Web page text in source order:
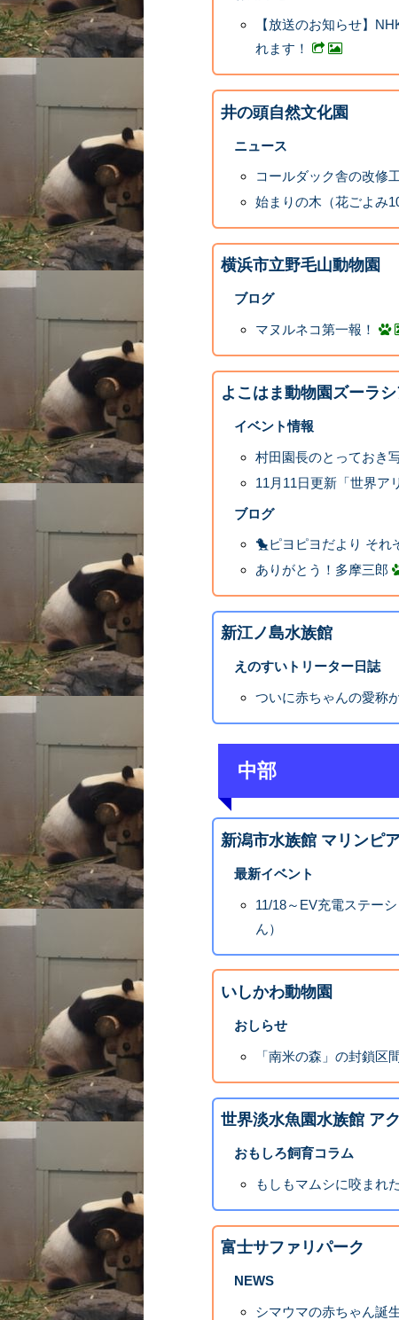
【放送のお知らせ】
れます！
井の頭自然文化園
ニュース
コールダック舎の改修
始まりの木（花ごよみ
横浜市立野毛山動物園
ブログ
マヌルネコ第一報！
よこはま動物園ズーラ
イベント情報
村田園長のとっておき
11月11日更新「世界ア
ブログ
🐤ピヨピヨだより それ
ありがとう！多摩三郎
新江ノ島水族館
えのすいトリーター日誌
ついに赤ちゃんの愛称
中部
新潟市水族館 マリンピ
最新イベント
11/18～EV充電ステー
ん）
いしかわ動物園
おしらせ
「南米の森」の封鎖区
世界淡水魚園水族館 ア
おもしろ飼育コラム
もしもマムシに咬まれ
富士サファリパーク
NEWS
シマウマの赤ちゃん誕